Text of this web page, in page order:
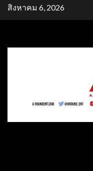
Skipสิงหาคม 6, 2026